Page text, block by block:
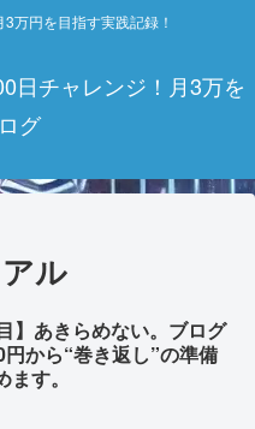
万円を目指す実践記録！
日チャレンジ！月3万を
グ
ル
】あきらめない。ブログ
円から“巻き返し”の準備
ます。